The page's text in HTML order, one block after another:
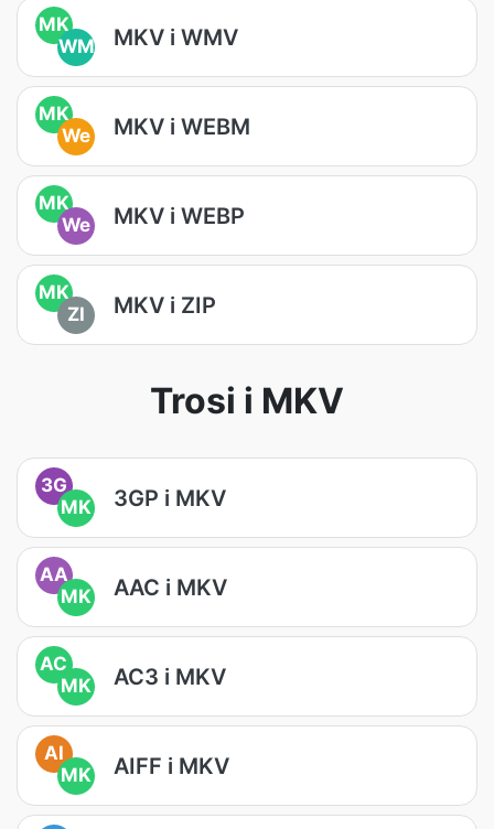
MK
WM
MKV i WMV
MK
We
MKV i WEBM
MK
We
MKV i WEBP
MK
ZI
MKV i ZIP
Trosi i MKV
3G
MK
3GP i MKV
AA
MK
AAC i MKV
AC
MK
AC3 i MKV
AI
MK
AIFF i MKV